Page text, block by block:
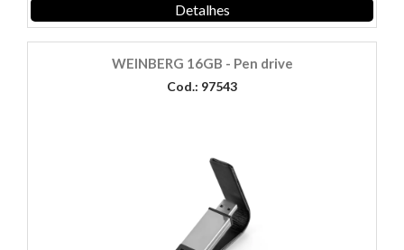
Detalhes
WEINBERG 16GB - Pen drive
Cod.: 97543